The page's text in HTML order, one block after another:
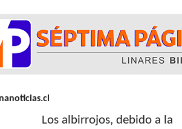
debido a la